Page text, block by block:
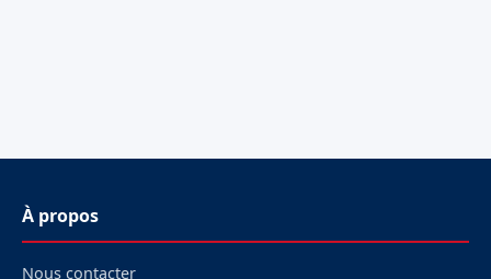
À propos
Nous contacter